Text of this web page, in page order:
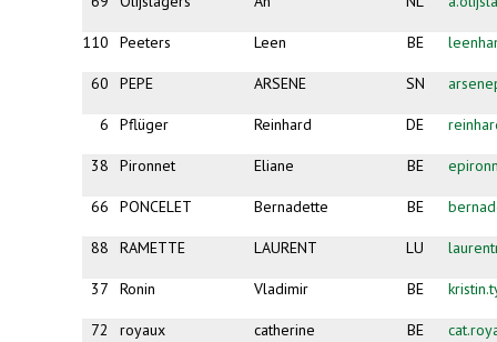
110 Peeters Leen BE
60 PEPE ARSENE SN
6 Pflüger Reinhard DE
38 Pironnet Eliane BE
66 PONCELET Bernadette BE
88 RAMETTE LAURENT LU
37 Ronin Vladimir BE
72 royaux catherine BE